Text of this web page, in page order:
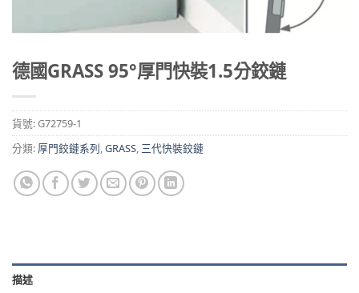
德國GRASS 95°厚門快裝1.5分鉸鏈
貨號:G72759-1
分類: 厚門鉸鏈系列,GRASS, 三代快裝鉸鏈
描述